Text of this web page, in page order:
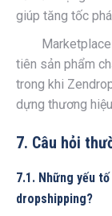
giúp tăng tốc
tiên sản phẩm
trong khi
dựng thương
7. Câu hỏi
7.1. Những yếu
dropshipping?